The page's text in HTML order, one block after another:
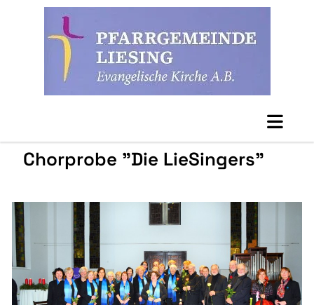
Chorprobe "Die LieSingers"